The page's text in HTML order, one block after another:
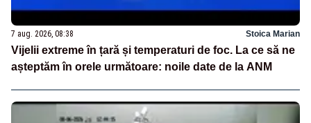
7 aug. 2026, 08:38 Stoica Marian
Vijelii extreme în țară și temperaturi de foc. La ce să ne
așteptăm în orele următoare: noile date de la ANM